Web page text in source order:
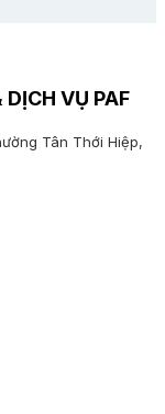
VỤ PAF
Tân Thới Hiệp,